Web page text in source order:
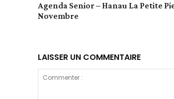
Agenda Senior – Hanau La Petite
Novembre
LAISSER UN COMMENTAIRE